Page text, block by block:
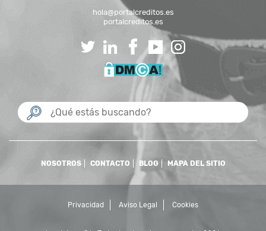
hola@portalcreditos.es
portalcreditos.es
NOSOTROS CONTACTO BLOG MAPA DEL SITIO
Privacidad Aviso Legal Cookies